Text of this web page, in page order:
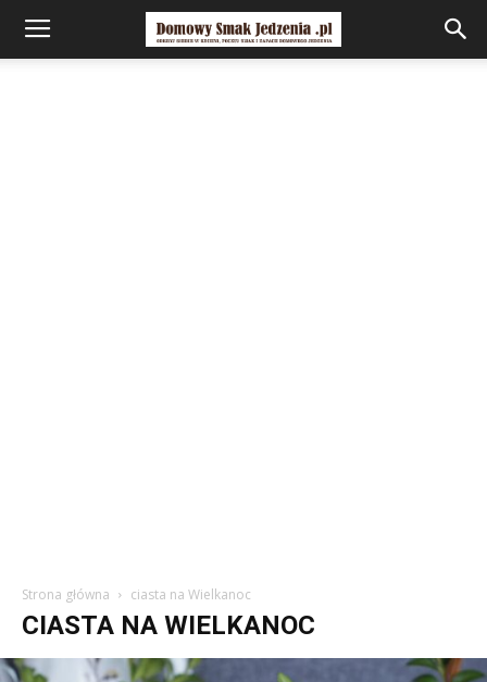
Strona główna ciasta na Wielkanoc
CIASTA NA WIELKANOC